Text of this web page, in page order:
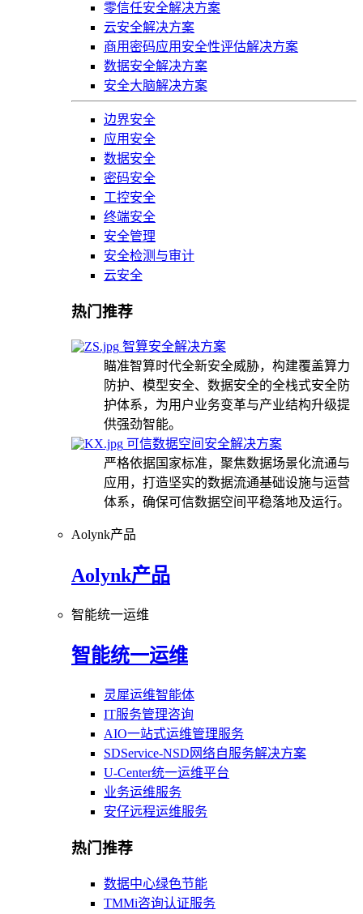
零信任安全解决方案
云安全解决方案
商用密码应用安全性评估解决方案
数据安全解决方案
安全大脑解决方案
边界安全
应用安全
数据安全
密码安全
工控安全
终端安全
安全管理
安全检测与审计
云安全
热门推荐
智算安全解决方案
瞄准智算时代全新安全威胁，构建覆盖算力
防护、模型安全、数据安全的全栈式安全防
护体系，为用户业务变革与产业结构升级提
供强劲智能。
可信数据空间安全解决方案
严格依据国家标准，聚焦数据场景化流通与
应用，打造坚实的数据流通基础设施与运营
体系，确保可信数据空间平稳落地及运行。
Aolynk产品
Aolynk产品
智能统一运维
智能统一运维
灵犀运维智能体
IT服务管理咨询
AIO一站式运维管理服务
SDService-NSD网络自服务解决方案
U-Center统一运维平台
业务运维服务
安仔远程运维服务
热门推荐
数据中心绿色节能
TMMi咨询认证服务